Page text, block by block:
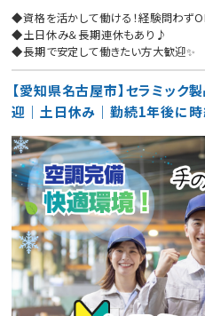
◆資格を活かして働ける！経験問わず
◆土日休み＆長期連休もあり♪
◆長期で安定して働きたい方大歓迎✨
【愛知県名古屋市】セラミック
迎｜土日休み｜勤続1年後に